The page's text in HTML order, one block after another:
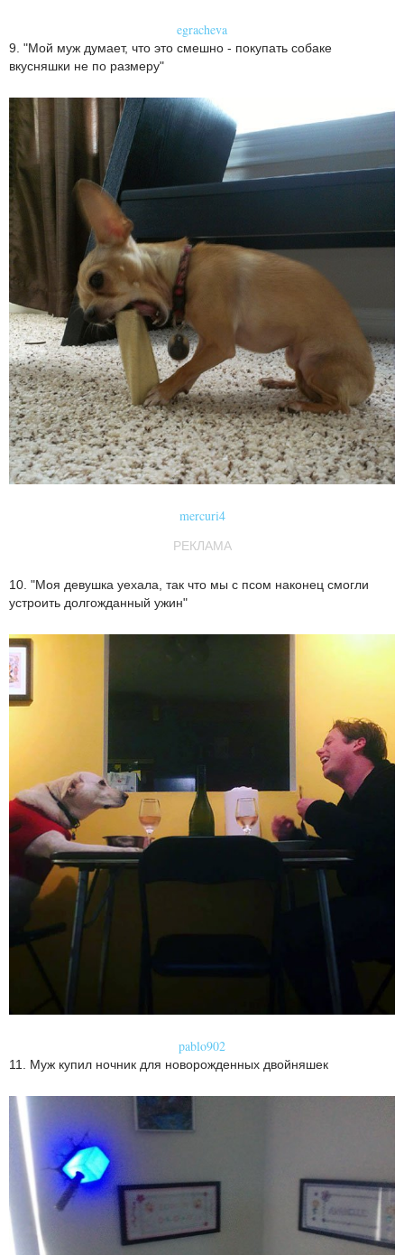
egracheva
9. "Мой муж думает, что это смешно - покупать собаке
вкусняшки не по размеру"
mercuri4
РЕКЛАМА
10. "Моя девушка уехала, так что мы с псом наконец смогли
устроить долгожданный ужин"
pablo902
11. Муж купил ночник для новорожденных двойняшек